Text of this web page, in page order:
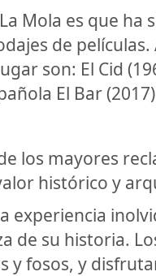
Mola es que ha
de películas.
son: El Cid
El Bar
los mayores
histórico y
experiencia
de su historia.
y fosos, y